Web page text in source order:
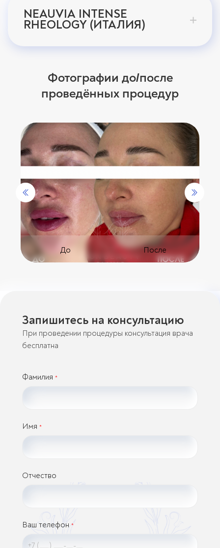
NEAUVIA INTENSE
RHEOLOGY (ИТАЛИЯ)
Фотографии до/после
проведённых процедур
До После
Запишитесь на консультацию
При проведении процедуры консультация врача
бесплатна
Фамилия *
Имя *
Отчество
Ваш телефон *